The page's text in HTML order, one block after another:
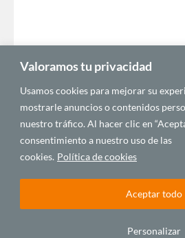
Valoramos tu privacidad
Usamos cookies para mejorar su
mostrarle anuncios o contenidos
nuestro tráfico. Al hacer clic en
consentimiento a nuestro uso de las
cookies. Política de cookies
Personalizar
Aceptar todo
España no es Burkina
Setembro 21, 2016